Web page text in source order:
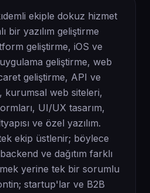
ekiple dokuz hizmet
bir yazılım geliştirme
geliştirme, iOS ve
geliştirme, web
geliştirme, API ve
kurumsal web siteleri,
UI/UX tasarım,
ve özel yazılım.
ekip üstlenir; böylece
ve dağıtım farklı
yerine tek bir sorumlu
startup'lar ve B2B